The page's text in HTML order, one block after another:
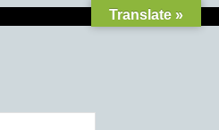
Translate »